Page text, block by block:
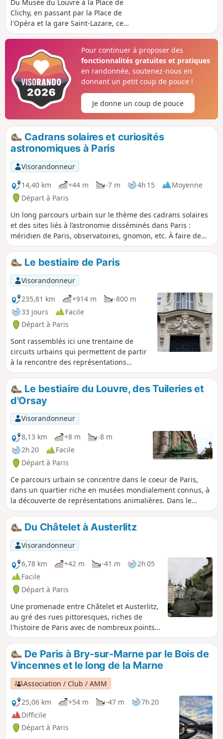
Du Musée du Louvre à la Place de
Clichy, en passant par la Place de
l'Opéra et la gare Saint-Lazare, ce
parcours urbain explore les 1er, 2e et 8e
découverte de représentations
animalières.
Pour continuer à proposer des
fonctionnalités gratuites et pratiques
en randonnée, soutenez-nous en
donnant un petit coup de pouce !
Je donne un coup de pouce
Cadrans solaires et curiosités
astronomiques à Paris
Visorandonneur
14,40 km
+44 m -7 m 4h 15
Moyenne
Départ à Paris
Un long parcours urbain sur le thème des cadrans solaires
et des sites liés à l’astronomie disséminés dans Paris :
méridien de Paris, observatoires, gnomon, etc. À faire de
préférence par une journée bien ensoleillée, pour pouvoir
lire l’heure au long du parcours ! Les cadrans sont souvent
en hauteur, parfois cachés par des arbres qui ont poussé...
il faut parfois bien chercher.
Le bestiaire de Paris
Visorandonneur
235,81 km
+914 m
-800 m
33 jours
Facile
Départ à Paris
Sont rassemblés ici une trentaine de
circuits urbains qui permettent de partir
à la rencontre des représentations
animalières dans la Capitale : sculptures,
ornementations d'immeubles, fresques
murales, etc.
Le bestiaire du Louvre, des Tuileries et
d'Orsay
Visorandonneur
8,13 km
+8 m
-8 m
2h 20
Facile
Départ à Paris
Ce parcours urbain se concentre dans le coeur de Paris,
dans un quartier riche en musées mondialement connus, à
la découverte de représentations animalières. Dans le
jardin des Tuileries, celles-ci sont particulièrement
nombreuses et donnent une vision conflictuelle du monde
animal, sans doute celle de leur époque.
Du Châtelet à Austerlitz
Visorandonneur
6,78 km
+42 m -41 m
2h 05
Facile
Départ à Paris
Une promenade entre Châtelet et Austerlitz,
au gré des rues pittoresques, riches de
l'histoire de Paris avec de nombreux points
d'intérêt : jardins, monuments, façades
d'immeubles, etc. Selon votre pas et votre
curiosité, le circuit peut occuper entre deux
et quatre heures.
De Paris à Bry-sur-Marne par le Bois de
Vincennes et le long de la Marne
Association / Club / AMM
25,06 km
+54 m -47 m
7h 20
Difficile
Départ à Paris